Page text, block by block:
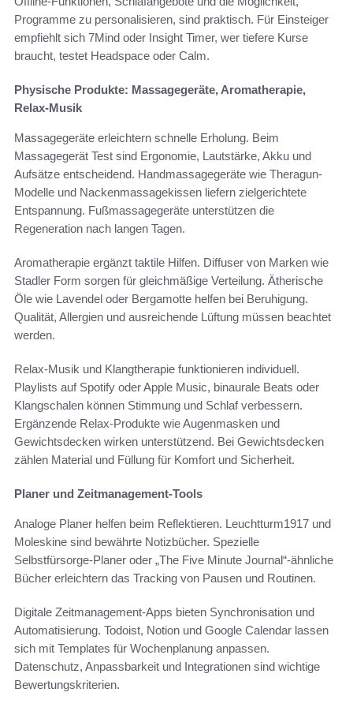
Programme zu personalisieren, sind praktisch. Für Einsteiger
empfiehlt sich 7Mind oder Insight Timer, wer tiefere Kurse
braucht, testet Headspace oder Calm.
Physische Produkte: Massagegeräte, Aromatherapie,
Relax-Musik
Massagegeräte erleichtern schnelle Erholung. Beim
Massagegerät Test sind Ergonomie, Lautstärke, Akku und
Aufsätze entscheidend. Handmassagegeräte wie Theragun-
Modelle und Nackenmassagekissen liefern zielgerichtete
Entspannung. Fußmassagegeräte unterstützen die
Regeneration nach langen Tagen.
Aromatherapie ergänzt taktile Hilfen. Diffuser von Marken wie
Stadler Form sorgen für gleichmäßige Verteilung. Ätherische
Öle wie Lavendel oder Bergamotte helfen bei Beruhigung.
Qualität, Allergien und ausreichende Lüftung müssen beachtet
werden.
Relax-Musik und Klangtherapie funktionieren individuell.
Playlists auf Spotify oder Apple Music, binaurale Beats oder
Klangschalen können Stimmung und Schlaf verbessern.
Ergänzende Relax-Produkte wie Augenmasken und
Gewichtsdecken wirken unterstützend. Bei Gewichtsdecken
zählen Material und Füllung für Komfort und Sicherheit.
Planer und Zeitmanagement-Tools
Analoge Planer helfen beim Reflektieren. Leuchtturm1917 und
Moleskine sind bewährte Notizbücher. Spezielle
Selbstfürsorge-Planer oder „The Five Minute Journal“-ähnliche
Bücher erleichtern das Tracking von Pausen und Routinen.
Digitale Zeitmanagement-Apps bieten Synchronisation und
Automatisierung. Todoist, Notion und Google Calendar lassen
sich mit Templates für Wochenplanung anpassen.
Datenschutz, Anpassbarkeit und Integrationen sind wichtige
Bewertungskriterien.